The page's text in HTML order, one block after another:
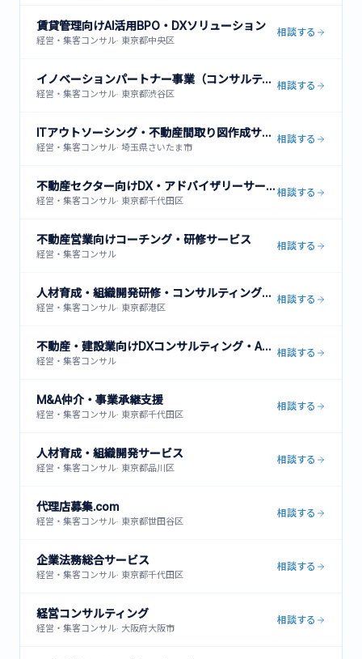
賃貸管理向けAI活用BPO・DXソリューション
経営・集客コンサル· 東京都中央区
相談する
イノベーションパートナー事業（コンサルティング・イノベーション・インベストメント）
経営・集客コンサル· 東京都渋谷区
相談する
ITアウトソーシング・不動産間取り図作成サービス
経営・集客コンサル· 埼玉県さいたま市
相談する
不動産セクター向けDX・アドバイザリーサービス
経営・集客コンサル· 東京都千代田区
相談する
不動産営業向けコーチング・研修サービス
経営・集客コンサル
相談する
人材育成・組織開発研修・コンサルティングサービス
経営・集客コンサル· 東京都港区
相談する
不動産・建設業向けDXコンサルティング・ACRES導入支援
経営・集客コンサル
相談する
M&A仲介・事業承継支援
経営・集客コンサル· 東京都千代田区
相談する
人材育成・組織開発サービス
経営・集客コンサル· 東京都品川区
相談する
代理店募集.com
経営・集客コンサル· 東京都世田谷区
相談する
企業法務総合サービス
経営・集客コンサル· 東京都千代田区
相談する
経営コンサルティング
経営・集客コンサル· 大阪府大阪市
相談する